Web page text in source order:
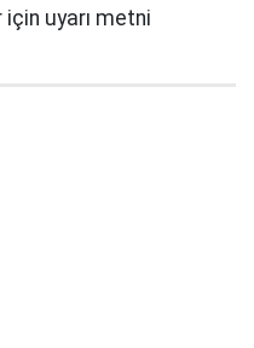
uyarı metni